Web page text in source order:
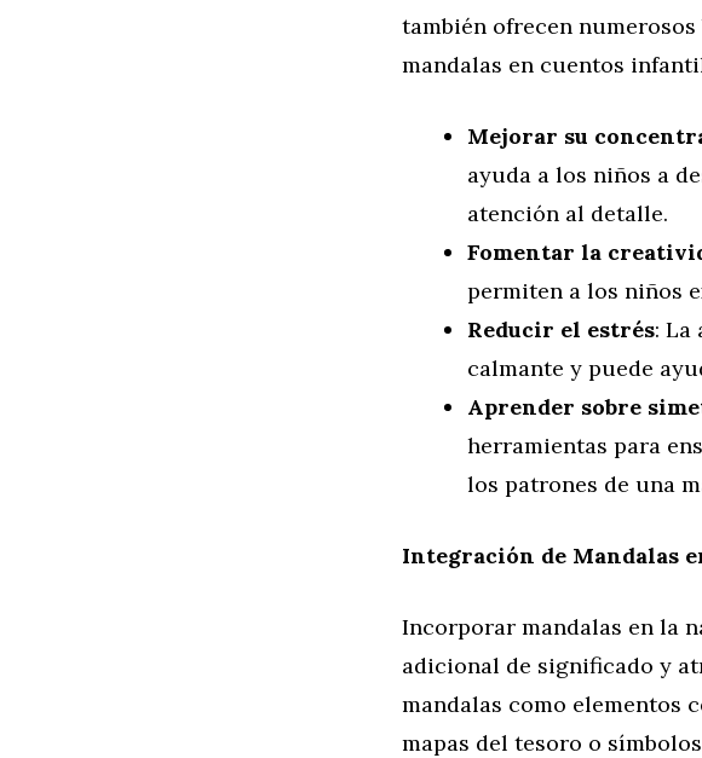
también ofrecen
mandalas en cuentos
Mejorar su
ayuda a los niños a
atención al detalle.
Fomentar la
permiten a los niños
Reducir el estrés: La
calmante y puede
Aprender sobre
herramientas para
los patrones de una
Integración de Mandalas
Incorporar mandalas en la
adicional de significado y
mandalas como elementos
mapas del tesoro o